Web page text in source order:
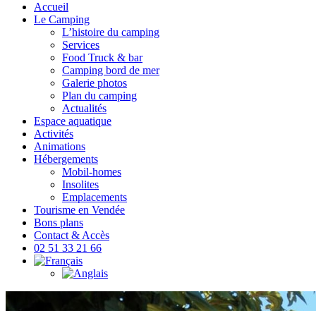
Accueil
Le Camping
L’histoire du camping
Services
Food Truck & bar
Camping bord de mer
Galerie photos
Plan du camping
Actualités
Espace aquatique
Activités
Animations
Hébergements
Mobil-homes
Insolites
Emplacements
Tourisme en Vendée
Bons plans
Contact & Accès
02 51 33 21 66